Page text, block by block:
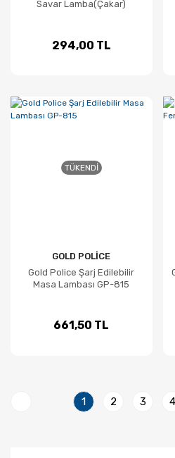
Savar Lamba(Çakar)
294,00 TL
TÜKENDI
GOLD POLİCE
Gold Police Şarj Edilebilir
Masa Lambası GP-815
661,50 TL
1 2 3 4